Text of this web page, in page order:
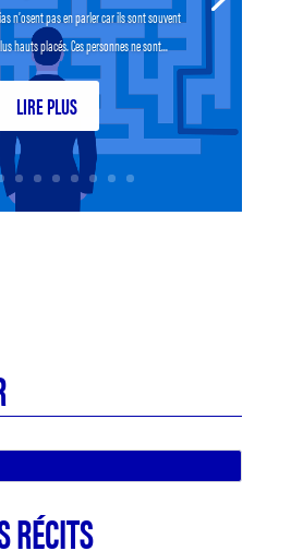
n’osent pas en parler car ils sont souvent
hauts placés. Ces personnes ne sont...
LIRE PLUS
RÉCITS